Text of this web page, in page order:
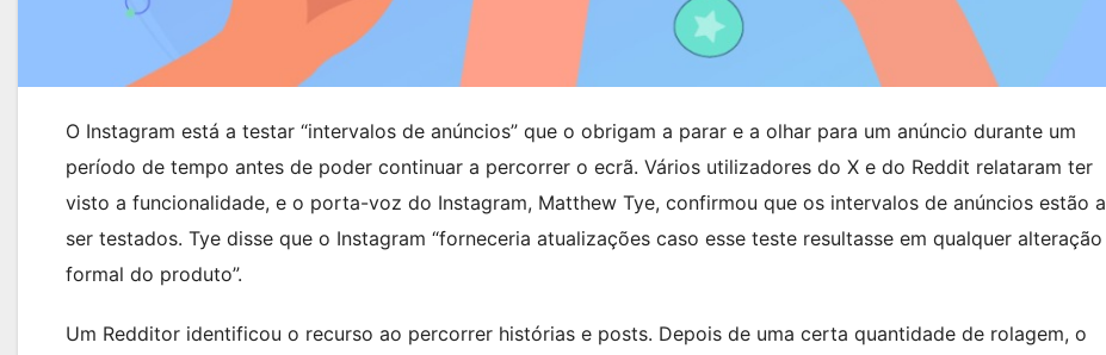
O Instagram está a testar “intervalos de anúncios” que o obrigam a parar e a olhar para um anúncio durante um
período de tempo antes de poder continuar a percorrer o ecrã. Vários utilizadores do X e do Reddit relataram ter
visto a funcionalidade, e o porta-voz do Instagram, Matthew Tye, confirmou que os intervalos de anúncios estão a
ser testados. Tye disse que o Instagram “forneceria atualizações caso esse teste resultasse em qualquer alteração
formal do produto”.
Um Redditor identificou o recurso ao percorrer histórias e posts. Depois de uma certa quantidade de rolagem, o